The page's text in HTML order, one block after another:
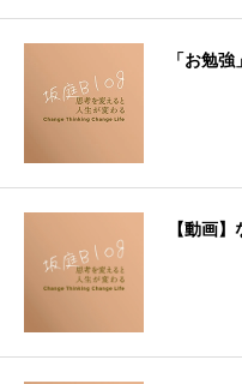
「お勉
【動画